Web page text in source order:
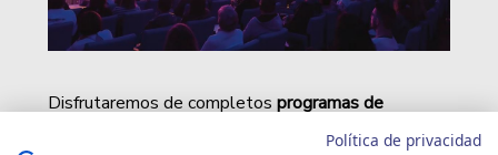
Disfrutaremos de completos programas de
durante el día y por la noche de
Política de privacidad